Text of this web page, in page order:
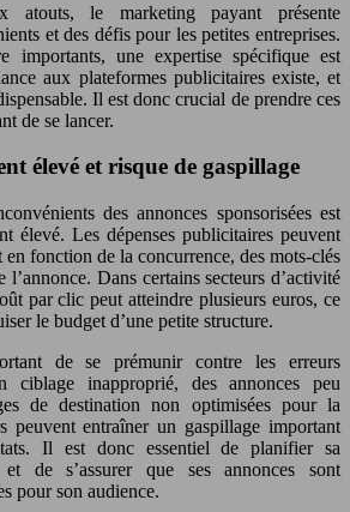
atouts, le marketing payant présente
et des défis pour les petites entreprises.
importants, une expertise spécifique est
aux plateformes publicitaires existe, et
Il est donc crucial de prendre ces
de se lancer.
élevé et risque de gaspillage
des annonces sponsorisées est
élevé. Les dépenses publicitaires peuvent
fonction de la concurrence, des mots-clés
Dans certains secteurs d’activité
par clic peut atteindre plusieurs euros, ce
le budget d’une petite structure.
de se prémunir contre les erreurs
ciblage inapproprié, des annonces peu
de destination non optimisées pour la
peuvent entraîner un gaspillage important
Il est donc essentiel de planifier sa
de s’assurer que ses annonces sont
pour son audience.